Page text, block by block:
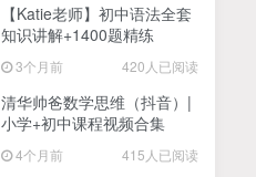
【Katie老师】初中语法全套
知识讲解+1400题精练
3个月前 420人已阅读
清华帅爸数学思维（抖音）|
小学+初中课程视频合集
4个月前 415人已阅读